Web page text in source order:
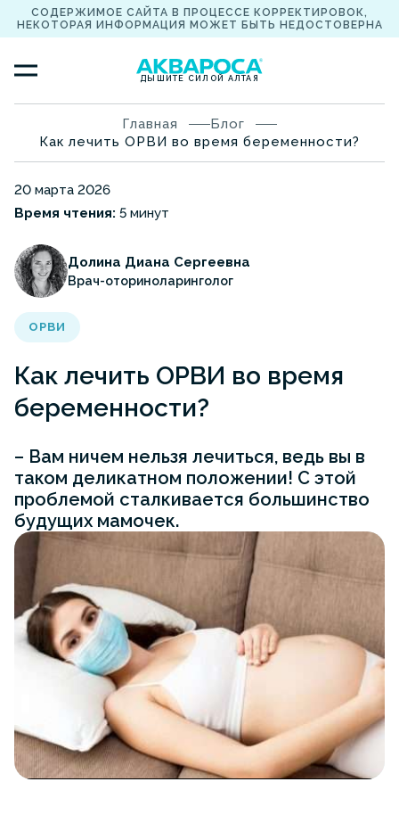
СОДЕРЖИМОЕ САЙТА В ПРОЦЕССЕ КОРРЕКТИРОВОК,
НЕКОТОРАЯ ИНФОРМАЦИЯ МОЖЕТ БЫТЬ НЕДОСТОВЕРНА
ДЫШИТЕ СИЛОЙ АЛТАЯ
Главная
Блог
Как лечить ОРВИ во время беременности?
20 марта 2026
Время чтения: 5 минут
Долина Диана Сергеевна
Врач-оториноларинголог
ОРВИ
Как лечить ОРВИ во время
беременности?
– Вам ничем нельзя лечиться, ведь вы в
таком деликатном положении! С этой
проблемой сталкивается большинство
будущих мамочек.